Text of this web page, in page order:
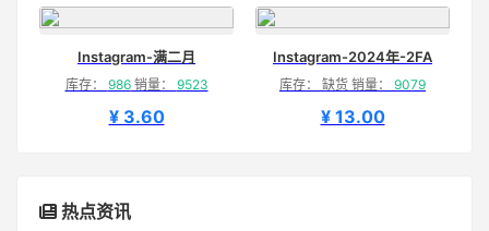
Instagram-满二月
库存： 986销量： 9523
¥ 3.60
Instagram-2024年-2FA
库存： 缺货 销量： 9079
¥ 13.00
热点资讯